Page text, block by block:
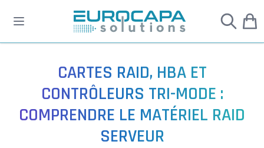
CARTES RAID, HBA ET
CONTRÔLEURS TRI-MODE :
COMPRENDRE LE MATÉRIEL RAID
SERVEUR